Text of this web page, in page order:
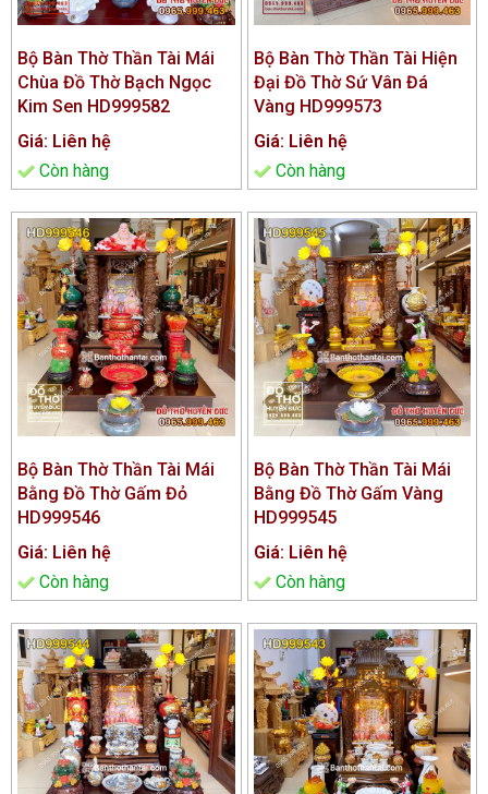
Bộ Bàn Thờ Thần Tài Mái
Chùa Đồ Thờ Bạch Ngọc
Kim Sen HD999582
Giá: Liên hệ
Còn hàng
Bộ Bàn Thờ Thần Tài Hiện
Đại Đồ Thờ Sứ Vân Đá
Vàng HD999573
Giá: Liên hệ
Còn hàng
Bộ Bàn Thờ Thần Tài Mái
Bằng Đồ Thờ Gấm Đỏ
HD999546
Giá: Liên hệ
Còn hàng
Bộ Bàn Thờ Thần Tài Mái
Bằng Đồ Thờ Gấm Vàng
HD999545
Giá: Liên hệ
Còn hàng